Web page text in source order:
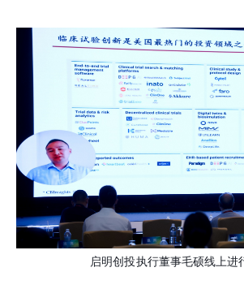
启明创投执行董事毛硕线上进